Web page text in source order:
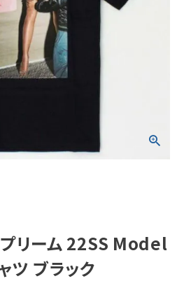
リーム 22SS Model
ツ ブラック